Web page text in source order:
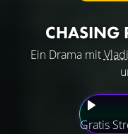
CHASING
Ein Drama mit
Gratis